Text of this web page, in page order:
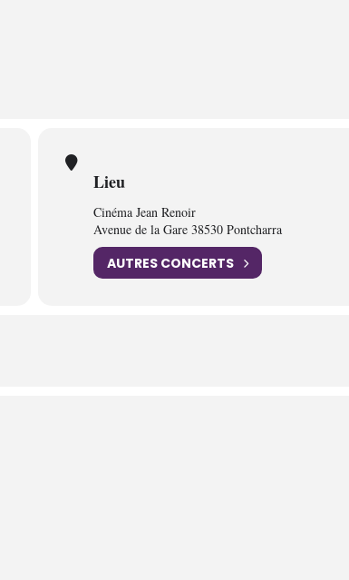
Lieu
Cinéma Jean Renoir
Avenue de la Gare 38530 Pontcharra
AUTRES CONCERTS